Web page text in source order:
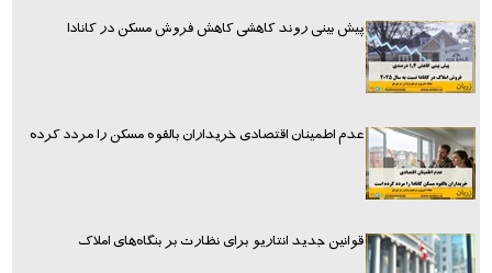
پیش بینی روند کاهشی کاهش فروش مسکن در کانادا
عدم اطمینان اقتصادی خریداران بالقوه مسکن را مردد کرده
قوانین جدید انتاریو برای نظارت بر بنگاه‌های املاک